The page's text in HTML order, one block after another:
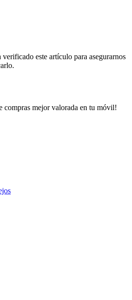
este artículo para asegurarnos
compras mejor valorada en tu móvil!